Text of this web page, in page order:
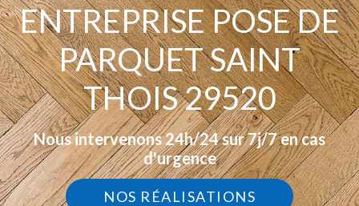
ENTREPRISE POSE DE
PARQUET SAINT
THOIS 29520
Nous intervenons 24h/24 sur 7j/7 en cas
d'urgence
NOS RÉALISATIONS